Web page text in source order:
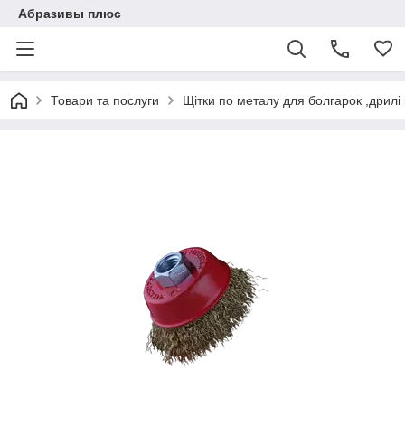
Абразивы плюс
Товари та послуги Щітки по металу для болгарок ,дрилі